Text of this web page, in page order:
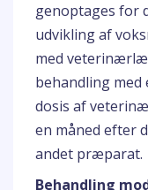
genoptages for
udvikling af
med
behandling
dosis af
en måned efter
andet præparat.
Behandling